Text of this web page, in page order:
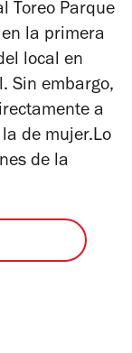
Toreo Parque
la primera
local en
Sin embargo,
a
de mujer.Lo
de la